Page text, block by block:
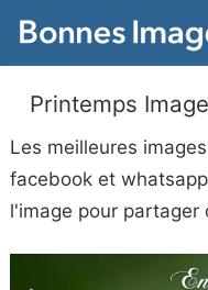
Printemps
Les meilleures
facebook et
l'image pour partager